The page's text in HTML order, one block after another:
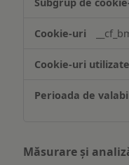
funcționalităților
ului
Măsurare și